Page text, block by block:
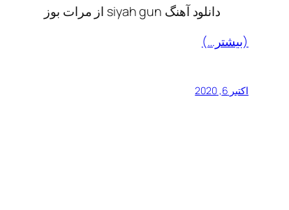
دانلود آهنگ siyah gun از مرات بوز
(بیشتر…)
اکتبر 6, 2020